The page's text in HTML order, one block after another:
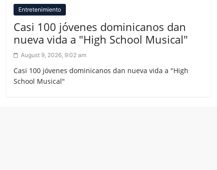
Entretenimiento
Casi 100 jóvenes dominicanos dan
nueva vida a "High School Musical"
August 9, 2026, 9:02 am
Casi 100 jóvenes dominicanos dan nueva vida a "High
School Musical"